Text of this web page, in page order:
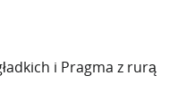
i Pragma z rurą